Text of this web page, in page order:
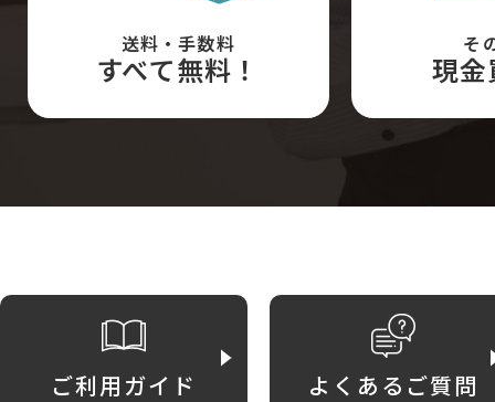
送料・手数料
すべて無料！
そ
現
ご利用ガイド よくあるご質問